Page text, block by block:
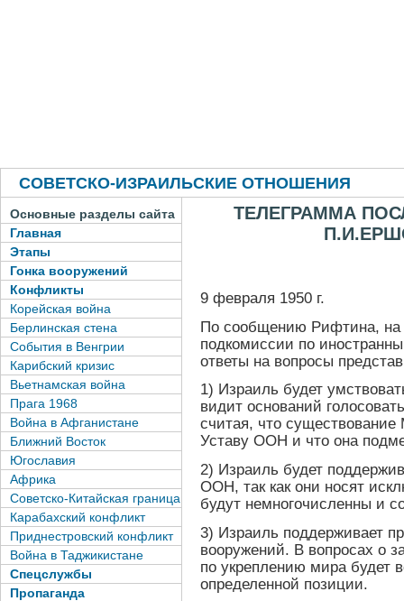
СОВЕТСКО-ИЗРАИЛЬСКИЕ ОТНОШЕНИЯ
Основные разделы сайта
Главная
Этапы
Гонка вооружений
Конфликты
Корейская война
Берлинская стена
События в Венгрии
Карибский кризис
Вьетнамская война
Прага 1968
Война в Афганистане
Ближний Восток
Югославия
Африка
Советско-Китайская граница
Карабахский конфликт
Приднестровский конфликт
Война в Таджикистане
Спецслужбы
Пропаганда
ТЕЛЕГРАММА
9 февраля 1950 г.
По сообщению Рифтина, на
подкомиссии по
ответы на вопросы
1) Израиль будет
видит оснований
считая, что
Уставу ООН и что она
2) Израиль будет
ООН, так как они носят
будут немногочисленны и
3) Израиль поддерживает
вооружений. В вопросах о
по укреплению мира будет
определенной позиции.